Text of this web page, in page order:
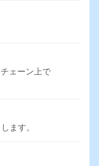
ェーン上で
ます。